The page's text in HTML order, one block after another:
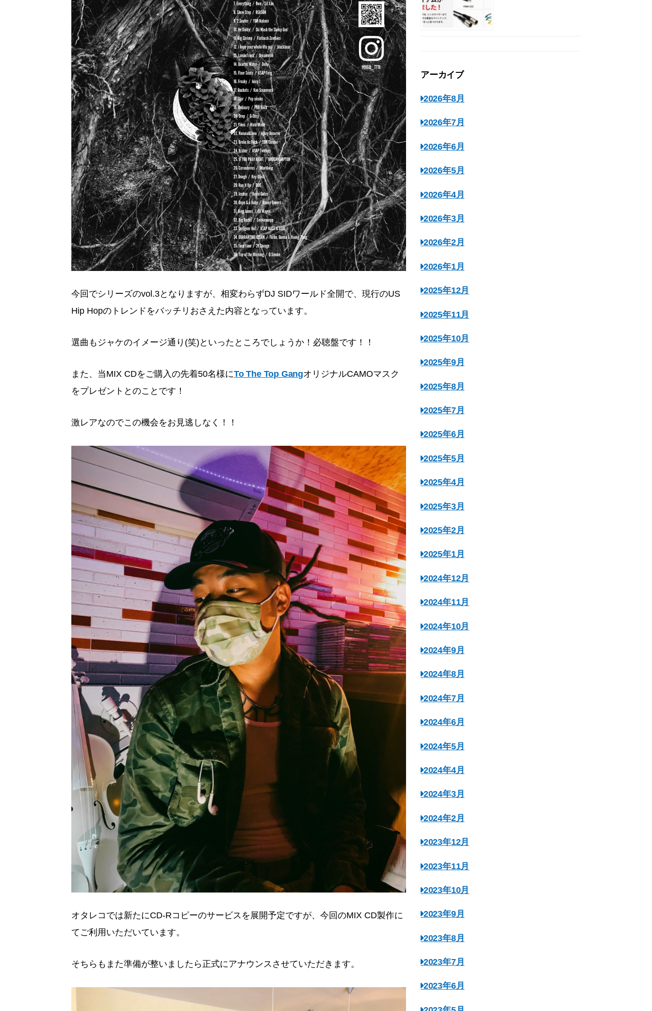
今回でシリーズのvol.3となりますが、相変わらずDJ SIDワールド全開で、現行のUS
Hip Hopのトレンドをバッチリおさえた内容となっています。
選曲もジャケのイメージ通り(笑)といったところでしょうか！必聴盤です！！
また、当MIX CDをご購入の先着50名様にTo The Top GangオリジナルCAMOマスク
をプレゼントとのことです！
激レアなのでこの機会をお見逃しなく！！
オタレコでは新たにCD-Rコピーのサービスを展開予定ですが、今回のMIX CD製作に
てご利用いただいています。
そちらもまた準備が整いましたら正式にアナウンスさせていただきます。
アーカイブ
2026年8月
2026年7月
2026年6月
2026年5月
2026年4月
2026年3月
2026年2月
2026年1月
2025年12月
2025年11月
2025年10月
2025年9月
2025年8月
2025年7月
2025年6月
2025年5月
2025年4月
2025年3月
2025年2月
2025年1月
2024年12月
2024年11月
2024年10月
2024年9月
2024年8月
2024年7月
2024年6月
2024年5月
2024年4月
2024年3月
2024年2月
2023年12月
2023年11月
2023年10月
2023年9月
2023年8月
2023年7月
2023年6月